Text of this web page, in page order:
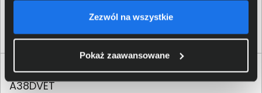
Zezwól na wszystkie
Pokaż zaawansowane
Specyfikacja techniczna HP ProBook 465 G11
A38DVET